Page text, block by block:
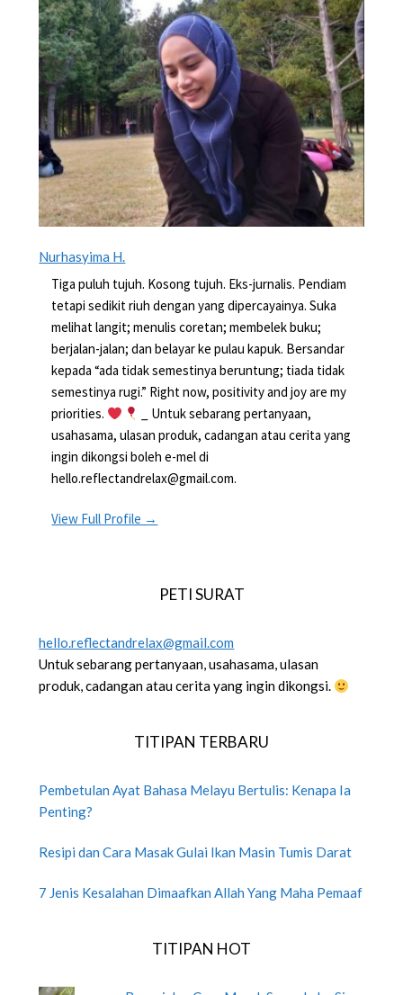
Nurhasyima H.
Tiga puluh tujuh. Kosong tujuh. Eks-jurnalis. Pendiam
tetapi sedikit riuh dengan yang dipercayainya. Suka
melihat langit; menulis coretan; membelek buku;
berjalan-jalan; dan belayar ke pulau kapuk. Bersandar
kepada “ada tidak semestinya beruntung; tiada tidak
semestinya rugi.” Right now, positivity and joy are my
priorities.
_ Untuk sebarang pertanyaan,
usahasama, ulasan produk, cadangan atau cerita yang
ingin dikongsi boleh e-mel di
hello.reflectandrelax@gmail.com.
View Full Profile →
PETI SURAT
hello.reflectandrelax@gmail.com
Untuk sebarang pertanyaan, usahasama, ulasan
produk, cadangan atau cerita yang ingin dikongsi.
TITIPAN TERBARU
Pembetulan Ayat Bahasa Melayu Bertulis: Kenapa Ia
Penting?
Resipi dan Cara Masak Gulai Ikan Masin Tumis Darat
7 Jenis Kesalahan Dimaafkan Allah Yang Maha Pemaaf
TITIPAN HOT